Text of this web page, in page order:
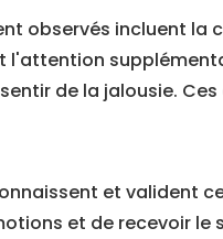
observés incluent
de la jalousie.
et valident
et de recevoir